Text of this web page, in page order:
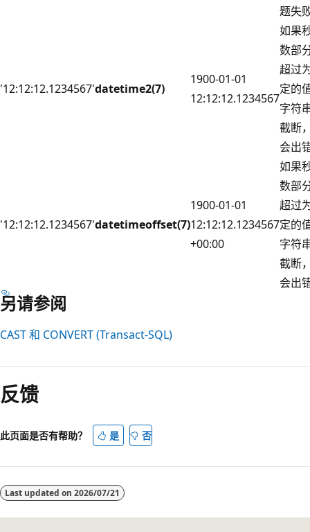
题失
'12:12:12.1234567'datetime2(7)
1900-01-01
12:12:12.1234567
如果
数部
超过
定的
字符
截断
会出
'12:12:12.1234567'datetimeoffset(7)
1900-01-01
12:12:12.1234567
+00:00
如果
数部
超过
定的
字符
截断
会出
另请参阅
CAST 和 CONVERT (Transact-SQL)
反馈
此页面是否有帮助？ 是 否
Last updated on 2026/07/21